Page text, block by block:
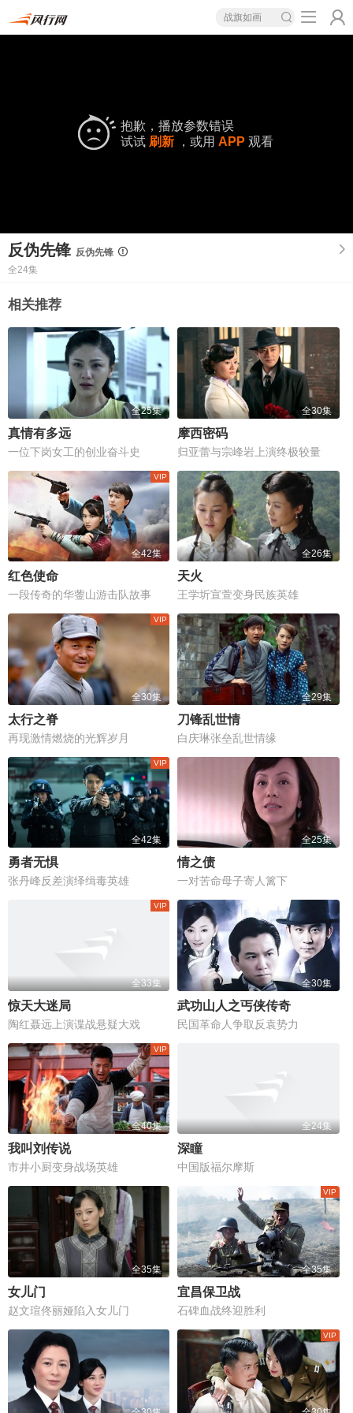
战旗如画
抱歉，播放参数错误
试试 刷新 ，或用 APP 观看
反伪先锋 反伪先锋
全24集
相关推荐
全25集
真情有多远
一位下岗女工的创业奋斗史
全30集
摩西密码
归亚蕾与宗峰岩上演终极较量
全42集
红色使命
一段传奇的华蓥山游击队故事
全26集
天火
王学圻宣萱变身民族英雄
全30集
太行之脊
再现激情燃烧的光辉岁月
全29集
刀锋乱世情
白庆琳张垒乱世情缘
全42集
勇者无惧
张丹峰反差演绎缉毒英雄
全25集
情之债
一对苦命母子寄人篱下
全33集
惊天大迷局
陶红聂远上演谍战悬疑大戏
全30集
武功山人之丐侠传奇
民国革命人争取反袁势力
全40集
我叫刘传说
市井小厨变身战场英雄
全24集
深瞳
中国版福尔摩斯
全35集
女儿门
赵文瑄佟丽娅陷入女儿门
全35集
宜昌保卫战
石碑血战终迎胜利